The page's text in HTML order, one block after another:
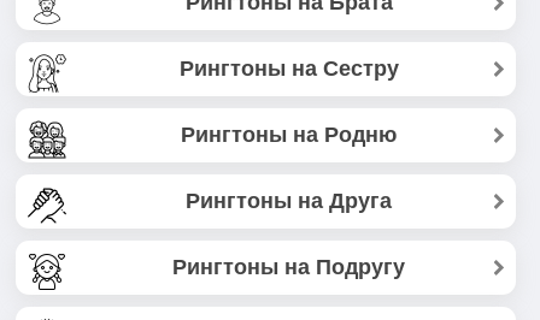
Рингтоны на Сестру
Рингтоны на Родню
Рингтоны на Друга
Рингтоны на Подругу